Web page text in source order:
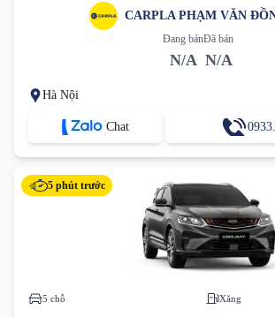
CARPLA PHẠM VĂN
Đang bán
N/A
Đã bán
N/A
Hà Nội
Chat
5 phút trước
5 chỗ Xăng